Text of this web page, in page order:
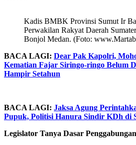
Kadis BMBK Provinsi Sumut Ir
Perwakilan Rakyat Daerah
Bonjol Medan. (Foto:
BACA LAGI: Dear Pak Kapolri,
Kematian Fajar Siringo-ringo Belum
Hampir Setahun
BACA LAGI: Jaksa Agung
Pupuk, Politisi Hanura Sindir KDh di
Legislator Tanya Dasar Penggabungan